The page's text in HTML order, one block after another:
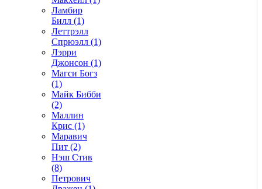
Ламбир
Билл (1)
Леттрэлл
Спрюэлл (1)
Лэрри
Джонсон (1)
Магси Богз
(1)
Майк Бибби
(2)
Маллин
Крис (1)
Маравич
Пит (2)
Нэш Стив
(8)
Петрович